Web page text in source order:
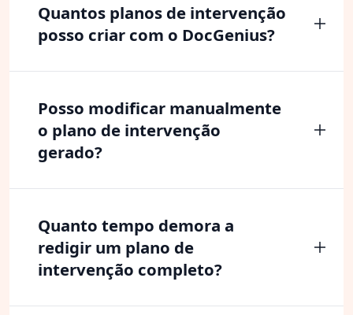
Quantos planos de intervenção
posso criar com o DocGenius?
Posso modificar manualmente
o plano de intervenção
gerado?
Quanto tempo demora a
redigir um plano de
intervenção completo?